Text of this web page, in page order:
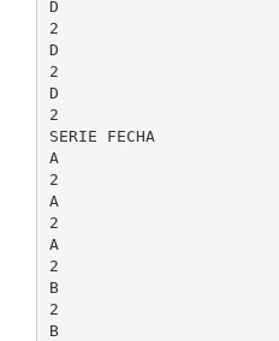
D
2
D
2
D
2
SERIE FECHA
A
2
A
2
A
2
B
2
B